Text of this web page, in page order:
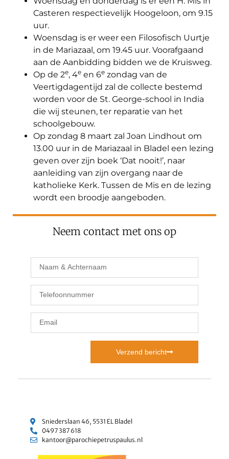
Casteren respectievelijk Hoogeloon, om 9.15
uur.
Woensdag is er weer een Filosofisch Uurtje
in de Mariazaal, om 19.45 uur. Voorafgaand
aan de Aanbidding bidden we de Kruisweg.
Op de 2e, 4e en 6e zondag van de
Veertigdagentijd zal de collecte bestemd
worden voor de St. George-school in India
die wij steunen, ter reparatie van het
schoolgebouw.
Op zondag 8 maart zal Joan Lindhout om
13.00 uur in de Mariazaal in Bladel een lezing
geven over zijn boek ‘Dat nooit!’, naar
aanleiding van zijn overgang naar de
katholieke Kerk. Tussen de Mis en de lezing
wordt een broodje aangeboden.
Neem contact met ons op
Verzend bericht
Sniederslaan 46, 5531 EL Bladel
0497 387 618
kantoor@parochiepetruspaulus.nl